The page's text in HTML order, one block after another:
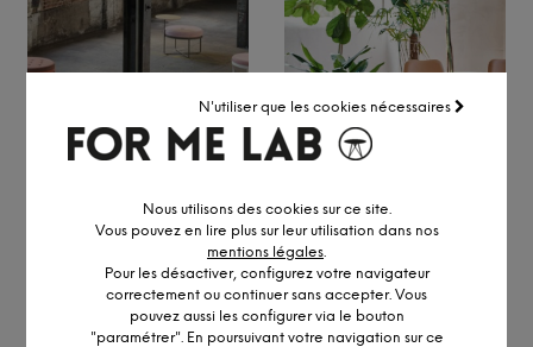
N'utiliser que les cookies nécessaires
Nous utilisons des cookies sur ce site.
Vous pouvez en lire plus sur leur utilisation dans nos
mentions légales.
Pour les désactiver, configurez votre navigateur
correctement ou continuer sans accepter. Vous
pouvez aussi les configurer via le bouton
"paramétrer". En poursuivant votre navigation sur ce
POUF SHIMA EN TISSUS
ET ACIER
FAUTEUIL DALIA 100%
FABRIQUÉ EN ITALIE